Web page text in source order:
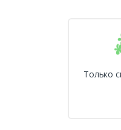
Только